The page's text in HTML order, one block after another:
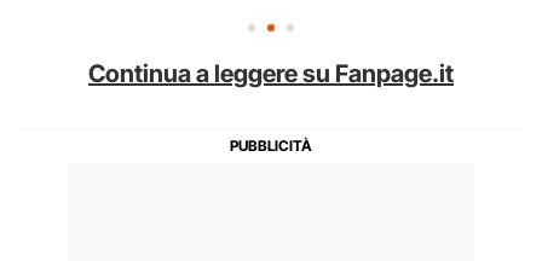
Continua a leggere su Fanpage.it